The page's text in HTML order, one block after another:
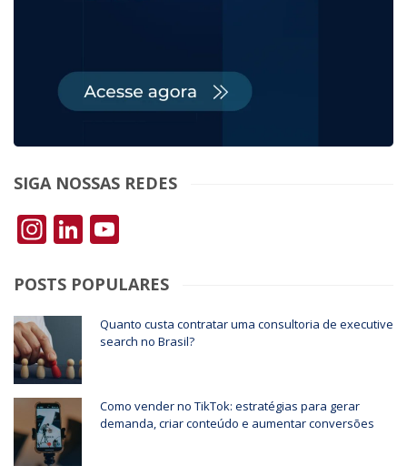
SIGA NOSSAS REDES
Instagram
LinkedIn
POSTS POPULARES
Quanto custa contratar uma consultoria de executive
search no Brasil?
Como vender no TikTok: estratégias para gerar
demanda, criar conteúdo e aumentar conversões